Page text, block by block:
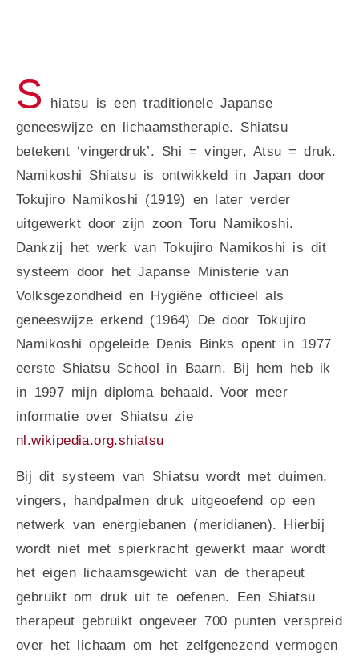
S
hiatsu is een traditionele Japanse
geneeswijze en lichaamstherapie. Shiatsu
betekent ‘vingerdruk’. Shi = vinger, Atsu = druk.
Namikoshi Shiatsu is ontwikkeld in Japan door
Tokujiro Namikoshi (1919) en later verder
uitgewerkt door zijn zoon Toru Namikoshi.
Dankzij het werk van Tokujiro Namikoshi is dit
systeem door het Japanse Ministerie van
Volksgezondheid en Hygiëne officieel als
geneeswijze erkend (1964) De door Tokujiro
Namikoshi opgeleide Denis Binks opent in 1977
eerste Shiatsu School in Baarn. Bij hem heb ik
in 1997 mijn diploma behaald. Voor meer
informatie over Shiatsu zie
nl.wikipedia.org.shiatsu
Bij dit systeem van Shiatsu wordt met duimen,
vingers, handpalmen druk uitgeoefend op een
netwerk van energiebanen (meridianen). Hierbij
wordt niet met spierkracht gewerkt maar wordt
het eigen lichaamsgewicht van de therapeut
gebruikt om druk uit te oefenen. Een Shiatsu
therapeut gebruikt ongeveer 700 punten verspreid
over het lichaam om het zelfgenezend vermogen